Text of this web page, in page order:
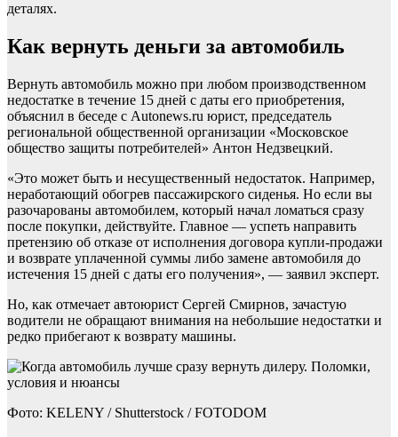
деталях.
Как вернуть деньги за автомобиль
Вернуть автомобиль можно при любом производственном
недостатке в течение 15 дней с даты его приобретения,
объяснил в беседе с Autonews.ru юрист, председатель
региональной общественной организации «Московское
общество защиты потребителей» Антон Недзвецкий.
«Это может быть и несущественный недостаток. Например,
неработающий обогрев пассажирского сиденья. Но если вы
разочарованы автомобилем, который начал ломаться сразу
после покупки, действуйте. Главное — успеть направить
претензию об отказе от исполнения договора купли-продажи
и возврате уплаченной суммы либо замене автомобиля до
истечения 15 дней с даты его получения», — заявил эксперт.
Но, как отмечает автоюрист Сергей Смирнов, зачастую
водители не обращают внимания на небольшие недостатки и
редко прибегают к возврату машины.
Фото: KELENY / Shutterstock / FOTODOM